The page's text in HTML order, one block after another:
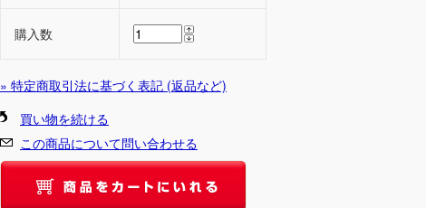
購入数
» 特定商取引法に基づく表記 (返品など)
買い物を続ける
この商品について問い合わせる